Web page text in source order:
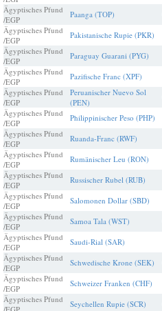
Ägyptisches Pfund
/EGP
Paanga (TOP)
Ägyptisches Pfund
/EGP
Pakistanische Rupie (PKR)
Ägyptisches Pfund
/EGP
Paraguay Guarani (PYG)
Ägyptisches Pfund
/EGP
Pazifische Franc (XPF)
Ägyptisches Pfund
/EGP
Peruanischer Nuevo Sol
(PEN)
Ägyptisches Pfund
/EGP
Philippinischer Peso (PHP)
Ägyptisches Pfund
/EGP
Ruanda-Franc (RWF)
Ägyptisches Pfund
/EGP
Rumänischer Leu (RON)
Ägyptisches Pfund
/EGP
Russischer Rubel (RUB)
Ägyptisches Pfund
/EGP
Salomonen Dollar (SBD)
Ägyptisches Pfund
/EGP
Samoa Tala (WST)
Ägyptisches Pfund
/EGP
Saudi-Rial (SAR)
Ägyptisches Pfund
/EGP
Schwedische Krone (SEK)
Ägyptisches Pfund
/EGP
Schweizer Franken (CHF)
Ägyptisches Pfund
Seychellen Rupie (SCR)